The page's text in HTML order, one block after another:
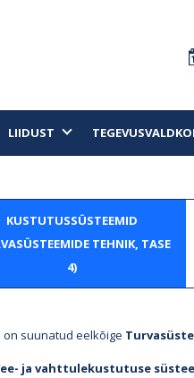
LIIDUST
KUSTUTUSSÜSTEEMID
TEHNIK, TASE
4)
on suunatud eelkõige
ja vahttulekustutuse